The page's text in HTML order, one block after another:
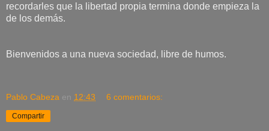
recordarles que la libertad propia termina donde empieza la
de los demás.
Bienvenidos a una nueva sociedad, libre de humos.
Pablo Cabeza en 12:43 6 comentarios:
Compartir